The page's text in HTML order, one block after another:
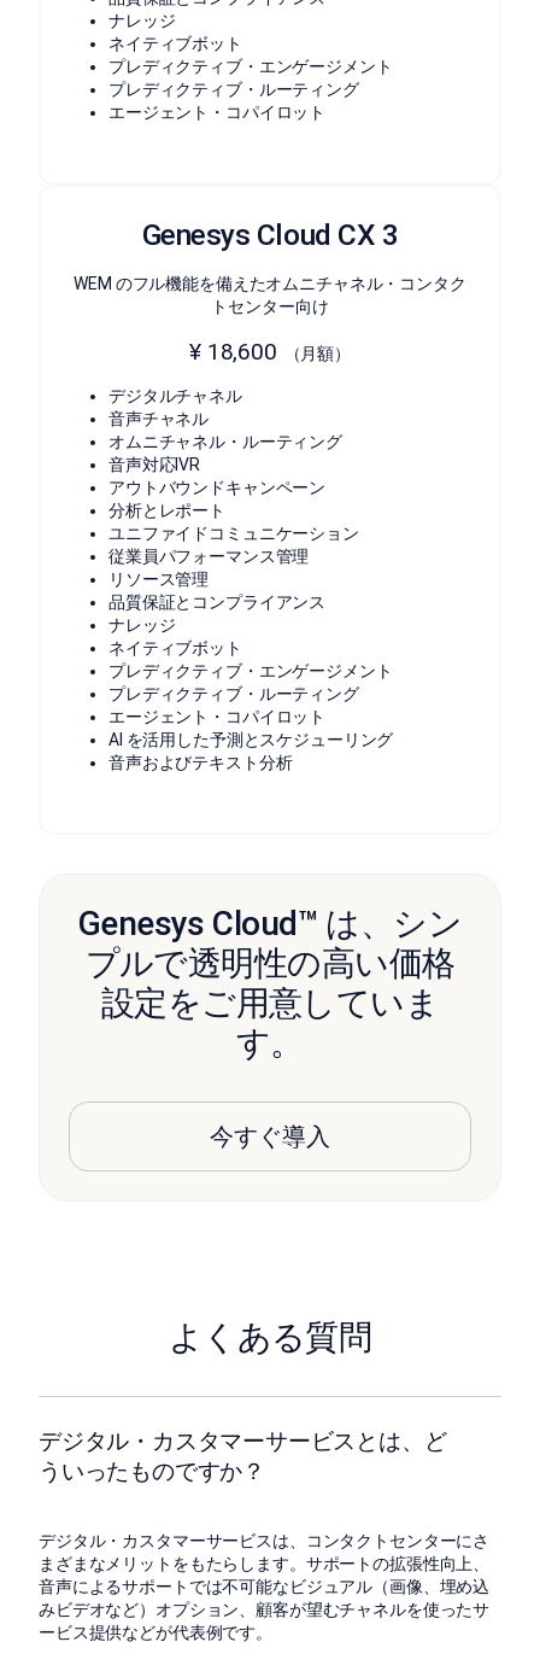
ナレッジ
ネイティブボット
プレディクティブ・エンゲージメント
プレディクティブ・ルーティング
エージェント・コパイロット
Genesys Cloud CX 3
WEM のフル機能を備えたオムニチャネル・コンタク
トセンター向け
¥ 18,600 （月額）
デジタルチャネル
音声チャネル
オムニチャネル・ルーティング
音声対応IVR
アウトバウンドキャンペーン
分析とレポート
ユニファイドコミュニケーション
従業員パフォーマンス管理
リソース管理
品質保証とコンプライアンス
ナレッジ
ネイティブボット
プレディクティブ・エンゲージメント
プレディクティブ・ルーティング
エージェント・コパイロット
AI を活用した予測とスケジューリング
音声およびテキスト分析
Genesys Cloud™ は、シン
プルで透明性の高い価格
設定をご用意していま
す。
今すぐ導入
よくある質問
デジタル・カスタマーサービスとは、ど
ういったものですか？
デジタル・カスタマーサービスは、コンタクトセンターにさ
まざまなメリットをもたらします。サポートの拡張性向上、
音声によるサポートでは不可能なビジュアル（画像、埋め込
みビデオなど）オプション、顧客が望むチャネルを使ったサ
ービス提供などが代表例です。